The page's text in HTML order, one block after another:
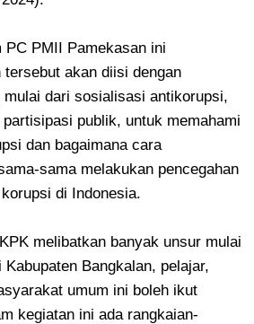
PC PMII Pamekasan ini
akan diisi dengan
mulai dari sosialisasi antikorupsi,
publik, untuk memahami
dan bagaimana cara
sama melakukan pencegahan
di Indonesia.
melibatkan banyak unsur mulai
Bangkalan, pelajar,
umum ini boleh ikut
kegiatan ini ada rangkaian-